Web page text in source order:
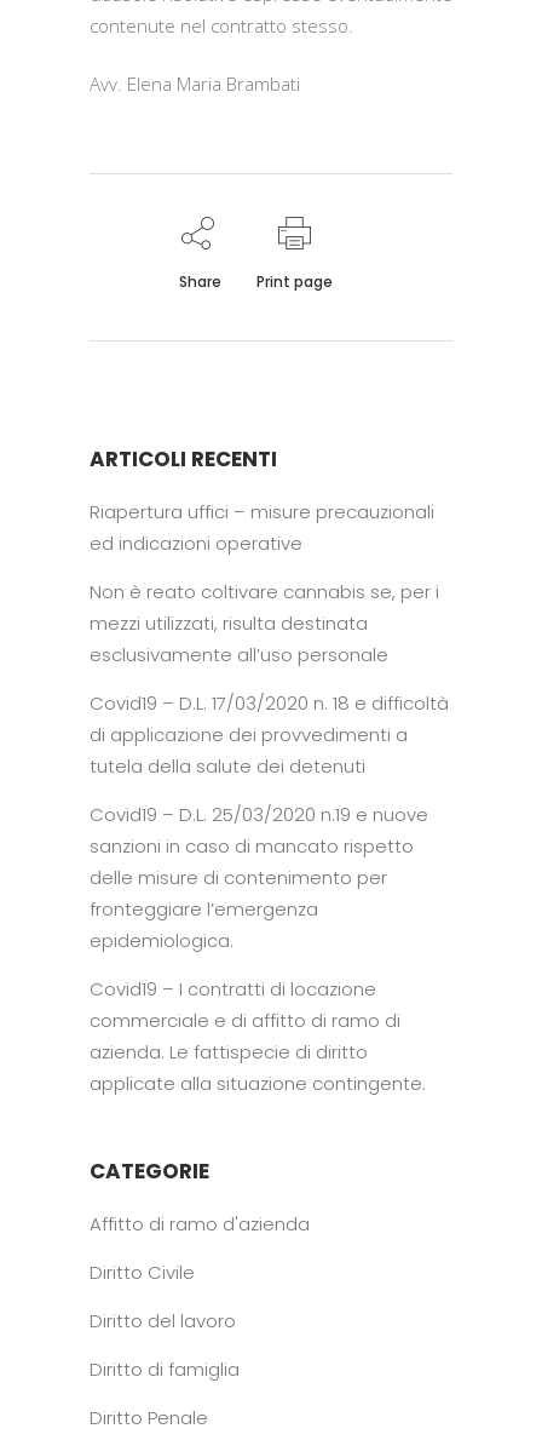
contenute nel contratto stesso.
Avv. Elena Maria Brambati
Share Print page
ARTICOLI RECENTI
Riapertura uffici – misure precauzionali
ed indicazioni operative
Non è reato coltivare cannabis se, per i
mezzi utilizzati, risulta destinata
esclusivamente all’uso personale
Covid19 – D.L. 17/03/2020 n. 18 e difficoltà
di applicazione dei provvedimenti a
tutela della salute dei detenuti
Covid19 – D.L. 25/03/2020 n.19 e nuove
sanzioni in caso di mancato rispetto
delle misure di contenimento per
fronteggiare l’emergenza
epidemiologica.
Covid19 – I contratti di locazione
commerciale e di affitto di ramo di
azienda. Le fattispecie di diritto
applicate alla situazione contingente.
CATEGORIE
Affitto di ramo d'azienda
Diritto Civile
Diritto del lavoro
Diritto di famiglia
Diritto Penale